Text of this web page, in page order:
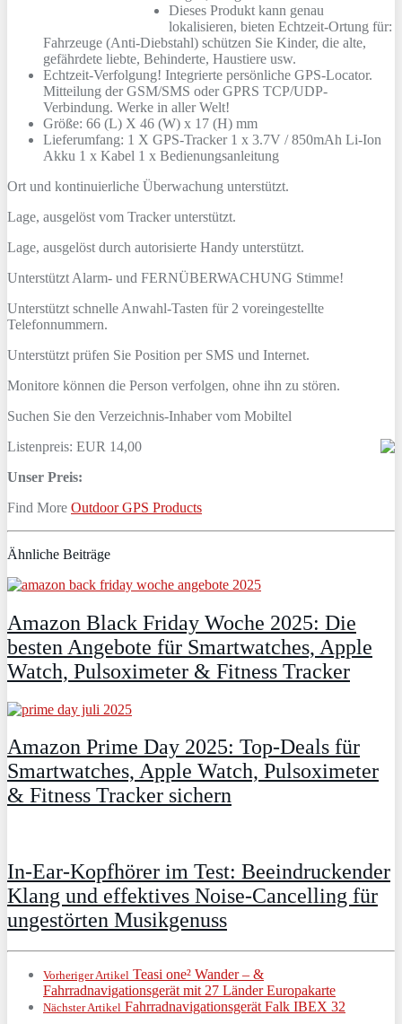
Dieses Produkt kann genau
lokalisieren, bieten Echtzeit-Ortung für:
Fahrzeuge (Anti-Diebstahl) schützen Sie Kinder, die alte,
gefährdete liebte, Behinderte, Haustiere usw.
Echtzeit-Verfolgung! Integrierte persönliche GPS-Locator.
Mitteilung der GSM/SMS oder GPRS TCP/UDP-
Verbindung. Werke in aller Welt!
Größe: 66 (L) X 46 (W) x 17 (H) mm
Lieferumfang: 1 X GPS-Tracker 1 x 3.7V / 850mAh Li-Ion
Akku 1 x Kabel 1 x Bedienungsanleitung
Ort und kontinuierliche Überwachung unterstützt.
Lage, ausgelöst vom Tracker unterstützt.
Lage, ausgelöst durch autorisierte Handy unterstützt.
Unterstützt Alarm- und FERNÜBERWACHUNG Stimme!
Unterstützt schnelle Anwahl-Tasten für 2 voreingestellte
Telefonnummern.
Unterstützt prüfen Sie Position per SMS und Internet.
Monitore können die Person verfolgen, ohne ihn zu stören.
Suchen Sie den Verzeichnis-Inhaber vom Mobiltel
Listenpreis: EUR 14,00
Unser Preis:
Find More Outdoor GPS Products
Ähnliche Beiträge
Amazon Black Friday Woche 2025: Die
besten Angebote für Smartwatches, Apple
Watch, Pulsoximeter & Fitness Tracker
Amazon Prime Day 2025: Top-Deals für
Smartwatches, Apple Watch, Pulsoximeter
& Fitness Tracker sichern
In-Ear-Kopfhörer im Test: Beeindruckender
Klang und effektives Noise-Cancelling für
ungestörten Musikgenuss
Vorheriger Artikel Teasi one² Wander – &
Fahrradnavigationsgerät mit 27 Länder Europakarte
Nächster Artikel Fahrradnavigationsgerät Falk IBEX 32